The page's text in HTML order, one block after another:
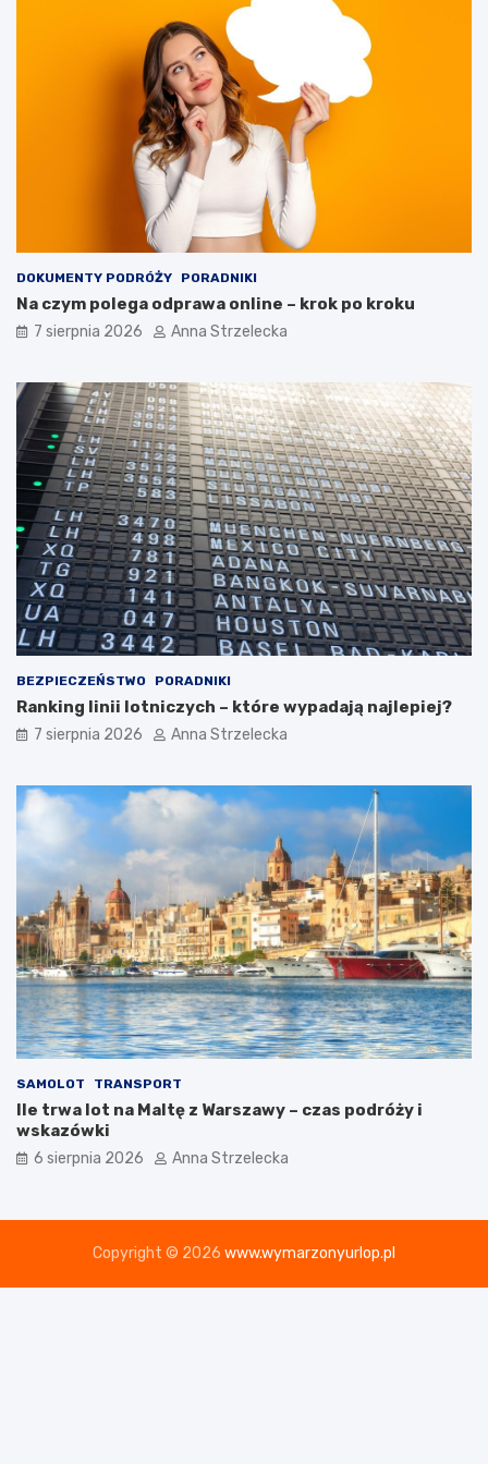
iDOKUMENTY PODRÓŻY PORADNIKI
Na czym polega odprawa online – krok po kroku
7 sierpnia 2026 Anna Strzelecka
BEZPIECZEŃSTWO PORADNIKI
Ranking linii lotniczych – które wypadają najlepiej?
7 sierpnia 2026 Anna Strzelecka
SAMOLOT TRANSPORT
Ile trwa lot na Maltę z Warszawy – czas podróży i
wskazówki
6 sierpnia 2026 Anna Strzelecka
Copyright © 2026 www.wymarzonyurlop.pl